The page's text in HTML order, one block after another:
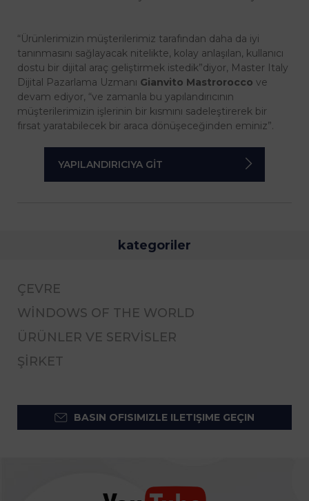
“Ürünlerimizin müşterilerimiz tarafından daha da iyi
tanınmasını sağlayacak nitelikte, kolay anlaşılan, kullanıcı
dostu bir dijital araç geliştirmek istedik”diyor, Master Italy
Dijital Pazarlama Uzmanı Gianvito Mastrorocco ve
devam ediyor, “ve zamanla bu yapılandırıcının
müşterilerimizin işlerinin bir kısmını sadeleştirerek bir
fırsat yaratabilecek bir araca dönüşeceğinden eminiz”.
YAPILANDIRICIYA GİT
kategoriler
ÇEVRE
WINDOWS OF THE WORLD
ÜRÜNLER VE SERVISLER
ŞİRKET
BASIN OFISIMIZLE ILETIŞIME GEÇIN